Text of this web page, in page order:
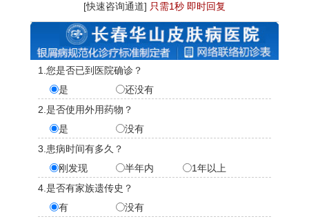
[快速咨询通道] 只需1秒 即时回复
1.您是否已到医院确诊？
是
还没有
2.是否使用外用药物？
是
没有
3.患病时间有多久？
刚发现
半年内
1年以上
4.是否有家族遗传史？
有
没有